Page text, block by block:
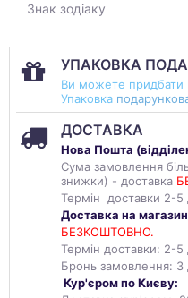
Знак зодіаку
УПАКОВКА
Ви можете придбати в
Упаковка
ДОСТАВКА
Нова Пошта (
Сума замовлення
знижки) - доставка
Термін доставки 2-5
Доставка на
БЕЗКОШТОВНО.
Термін доставки: 2-5
Бронь замовлення: 3
Кур'єром по Києву: